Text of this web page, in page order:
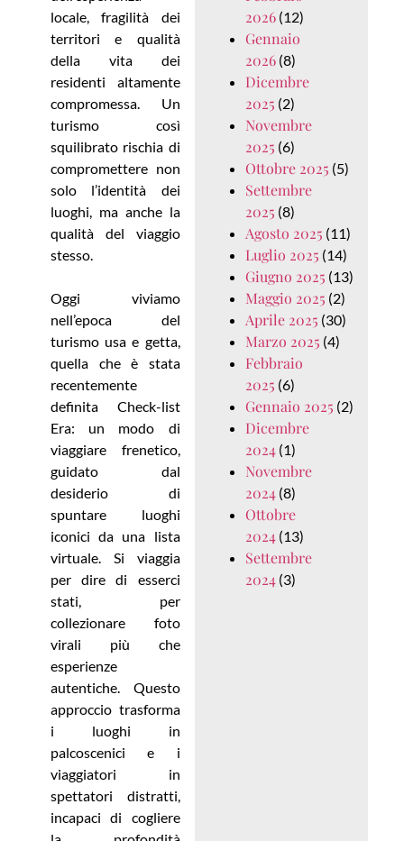
locale, fragilità dei
territori e qualità
della vita dei
residenti altamente
compromessa. Un
turismo così
squilibrato rischia di
compromettere non
solo l’identità dei
luoghi, ma anche la
qualità del viaggio
stesso.
Oggi viviamo
nell’epoca del
turismo usa e getta,
quella che è stata
recentemente
definita Check-list
Era: un modo di
viaggiare frenetico,
guidato dal
desiderio di
spuntare luoghi
iconici da una lista
virtuale. Si viaggia
per dire di esserci
stati, per
collezionare foto
virali più che
esperienze
autentiche. Questo
approccio trasforma
i luoghi in
palcoscenici e i
viaggiatori in
spettatori distratti,
incapaci di cogliere
2026(12)
Gennaio
2026(8)
Dicembre
2025 (2)
Novembre
2025 (6)
Ottobre 2025 (5)
Settembre
2025 (8)
Agosto 2025 (11)
Luglio 2025 (14)
Giugno 2025 (13)
Maggio 2025 (2)
Aprile 2025 (30)
Marzo 2025 (4)
Febbraio
2025 (6)
Gennaio 2025 (2)
Dicembre
2024(1)
Novembre
2024(8)
Ottobre
2024(13)
Settembre
2024(3)